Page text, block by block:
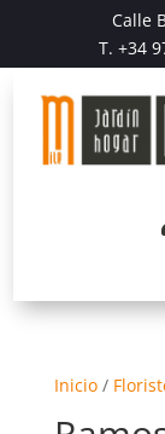
Calle
T. +34
Inicio/